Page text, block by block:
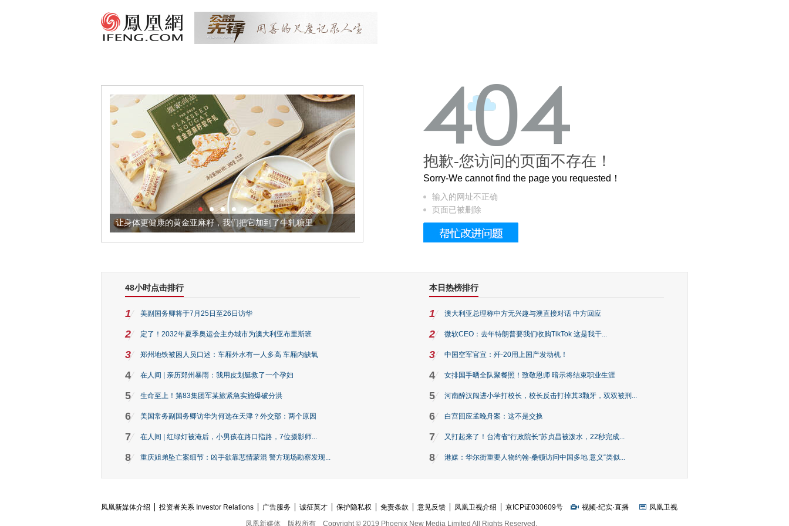
让身体更健康的黄金亚麻籽，我们把它加到了牛轧糖里 被列入佛家七宝的它到底有多美？
抱歉-您访问的页面不存在！
Sorry-We cannot find the page you requested！
输入的网址不正确
页面已被删除
48小时点击排行
1 美副国务卿将于7月25日至26日访华
2 定了！2032年夏季奥运会主办城市为澳大利亚布里斯班
3 郑州地铁被困人员口述：车厢外水有一人多高 车厢内缺氧
4 在人间 | 亲历郑州暴雨：我用皮划艇救了一个孕妇
5 生命至上！第83集团军某旅紧急实施爆破分洪
6 美国常务副国务卿访华为何选在天津？外交部：两个原因
7 在人间 | 红绿灯被淹后，小男孩在路口指路，7位摄影师...
8 重庆姐弟坠亡案细节：凶手欲靠悲情蒙混 警方现场勘察发现...
本日热榜排行
1 澳大利亚总理称中方无兴趣与澳直接对话 中方回应
2 微软CEO：去年特朗普要我们收购TikTok 这是我干...
3 中国空军官宣：歼-20用上国产发动机！
4 女排国手晒全队聚餐照！致敬恩师 暗示将结束职业生涯
5 河南醉汉闯进小学打校长，校长反击打掉其3颗牙，双双被刑...
6 白宫回应孟晚舟案：这不是交换
7 又打起来了！台湾省“行政院长”苏贞昌被泼水，22秒完成...
8 港媒：华尔街重要人物约翰·桑顿访问中国多地 意义“类似...
凤凰新媒体介绍 投资者关系 Investor Relations 广告服务 诚征英才 保护隐私权 免责条款 意见反馈 凤凰卫视介绍 京ICP证030609号 视频·纪实·直播
凤凰卫视
凤凰新媒体
版权所有 Copyright © 2019 Phoenix New Media Limited All Rights Reserved.